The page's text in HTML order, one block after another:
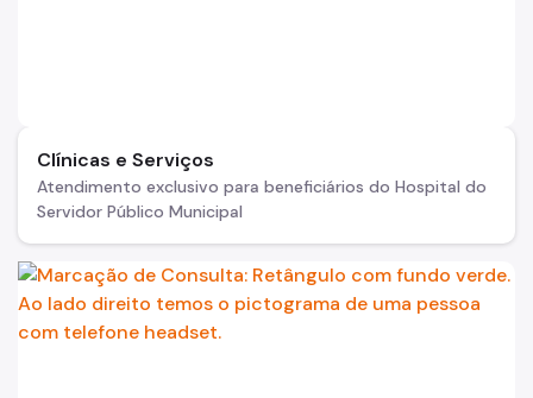
Clínicas e Serviços
Atendimento exclusivo para beneficiários do Hospital do
Servidor Público Municipal